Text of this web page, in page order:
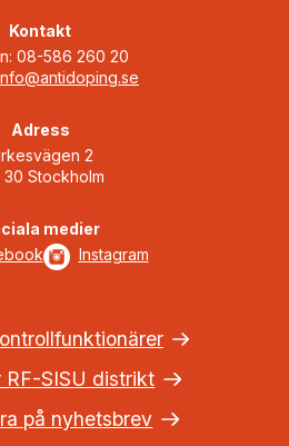
Kontakt
08-586 260 20
Adress
2
30 Stockholm
medier
Instagram
RF-SISU distrikt
på nyhetsbrev